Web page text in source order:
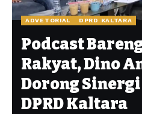
ADVETORIAL DPRD KALTARA
Podcast
Rakyat, Dino
Dorong
DPRD Kaltara